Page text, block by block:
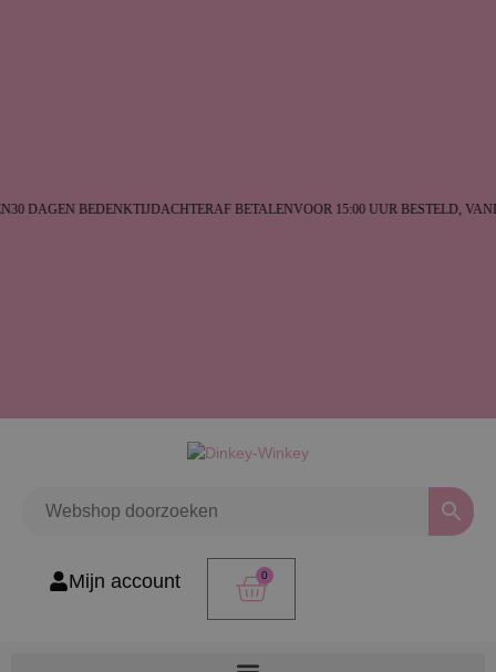
DAGEN BEDENKTIJDACHTERAF BETALENVOOR 15:00 UUR BESTELD,
Mijn account 0